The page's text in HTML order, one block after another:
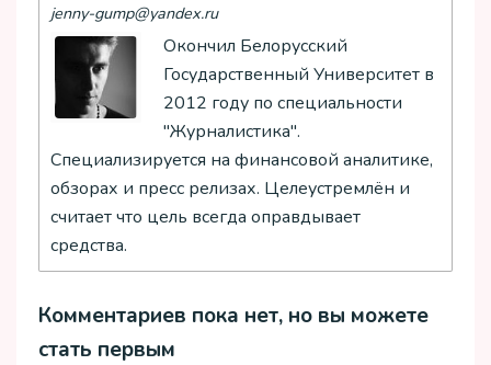
jenny-gump@yandex.ru
Окончил Белорусский
Государственный Университет в
2012 году по специальности
"Журналистика".
Специализируется на финансовой аналитике,
обзорах и пресс релизах. Целеустремлён и
считает что цель всегда оправдывает
средства.
Комментариев пока нет, но вы можете
стать первым